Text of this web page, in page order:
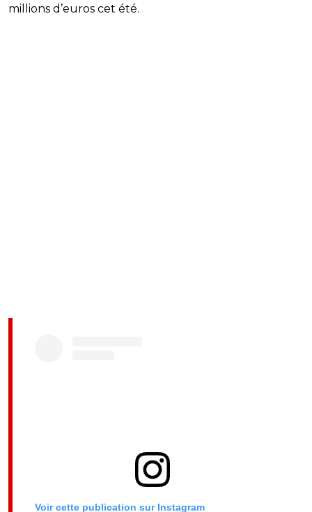
millions d’euros cet été.
Voir cette publication sur Instagram